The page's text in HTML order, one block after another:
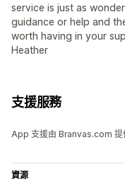
service is just as
guidance or help and
worth having in your
Heather
支援服務
App 支援由 Branvas.com 提
資源